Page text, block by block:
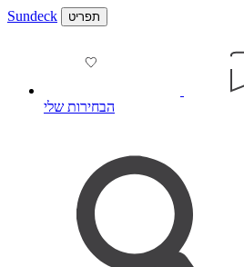
Sundeck תפריט
הבחירות שלי